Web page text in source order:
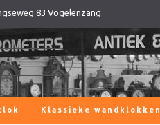
83 Vogelenzang
Klassieke wandklokken